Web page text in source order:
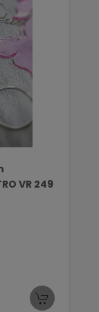
VR 249